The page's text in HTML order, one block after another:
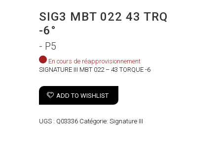
SIG3 MBT 022 43 TRQ
-6°
- P5
En cours de réapprovisionnement
SIGNATURE III MBT 022 – 43 TORQUE -6
ADD TO WISHLIST
UGS : Q03336 Catégorie: Signature III